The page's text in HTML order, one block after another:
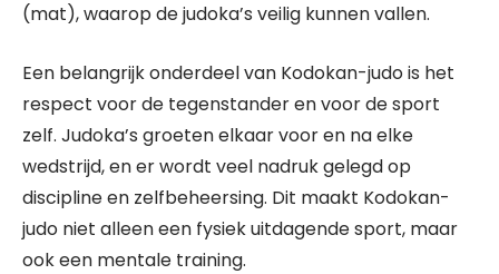
(mat), waarop de judoka’s veilig kunnen vallen.
Een belangrijk onderdeel van Kodokan-judo is het
respect voor de tegenstander en voor de sport
zelf. Judoka’s groeten elkaar voor en na elke
wedstrijd, en er wordt veel nadruk gelegd op
discipline en zelfbeheersing. Dit maakt Kodokan-
judo niet alleen een fysiek uitdagende sport, maar
ook een mentale training.